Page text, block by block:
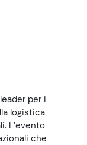
per i
logistica
L’evento
che